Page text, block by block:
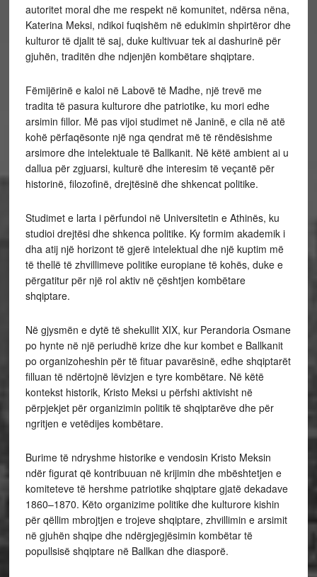
autoritet moral dhe me respekt në komunitet, ndërsa nëna,
Katerina Meksi, ndikoi fuqishëm në edukimin shpirtëror dhe
kulturor të djalit të saj, duke kultivuar tek ai dashurinë për
gjuhën, traditën dhe ndjenjën kombëtare shqiptare.
Fëmijërinë e kaloi në Labovë të Madhe, një trevë me
tradita të pasura kulturore dhe patriotike, ku mori edhe
arsimin fillor. Më pas vijoi studimet në Janinë, e cila në atë
kohë përfaqësonte një nga qendrat më të rëndësishme
arsimore dhe intelektuale të Ballkanit. Në këtë ambient ai u
dallua për zgjuarsi, kulturë dhe interesim të veçantë për
historinë, filozofinë, drejtësinë dhe shkencat politike.
Studimet e larta i përfundoi në Universitetin e Athinës, ku
studioi drejtësi dhe shkenca politike. Ky formim akademik i
dha atij një horizont të gjerë intelektual dhe një kuptim më
të thellë të zhvillimeve politike europiane të kohës, duke e
përgatitur për një rol aktiv në çështjen kombëtare
shqiptare.
Në gjysmën e dytë të shekullit XIX, kur Perandoria Osmane
po hynte në një periudhë krize dhe kur kombet e Ballkanit
po organizoheshin për të fituar pavarësinë, edhe shqiptarët
filluan të ndërtojnë lëvizjen e tyre kombëtare. Në këtë
kontekst historik, Kristo Meksi u përfshi aktivisht në
përpjekjet për organizimin politik të shqiptarëve dhe për
ngritjen e vetëdijes kombëtare.
Burime të ndryshme historike e vendosin Kristo Meksin
ndër figurat që kontribuuan në krijimin dhe mbështetjen e
komiteteve të hershme patriotike shqiptare gjatë dekadave
1860–1870. Këto organizime politike dhe kulturore kishin
për qëllim mbrojtjen e trojeve shqiptare, zhvillimin e arsimit
në gjuhën shqipe dhe ndërgjegjësimin kombëtar të
popullsisë shqiptare në Ballkan dhe diasporë.